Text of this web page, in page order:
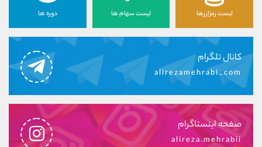
لیست رمزارزها لیست سهام ها دوره ها
کانال تلگرام
alirezamehrabi_com
صفحه اینستاگرام
alireza.mehrabii